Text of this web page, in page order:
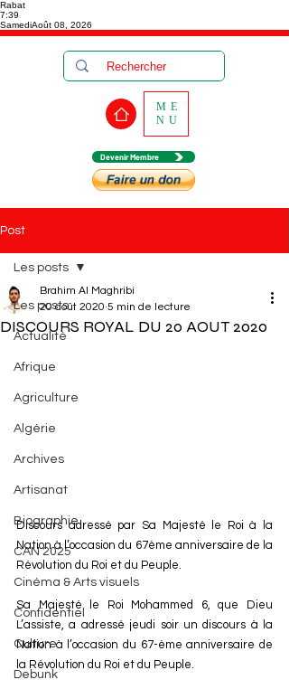
Rabat
7:39
SamediAoût 08, 2026
Devenir Membre
ME
NU
Post
Les posts
Actualité
Afrique
Agriculture
Algérie
Archives
Artisanat
Biographie
CAN 2025
Cinéma & Arts visuels
Confidentiel
Culture
Debunk
Les posts
DISCOURS ROYAL DU 20 AOUT 2020
Brahim Al Maghribi
20 août 2020 5 min de lecture
Discours adressé par Sa Majesté le Roi à la
Nation à l’occasion du 67ème anniversaire de la
Révolution du Roi et du Peuple.
Sa Majesté le Roi Mohammed 6, que Dieu
L’assiste, a adressé jeudi soir un discours à la
Nation à l’occasion du 67-ème anniversaire de
la Révolution du Roi et du Peuple.